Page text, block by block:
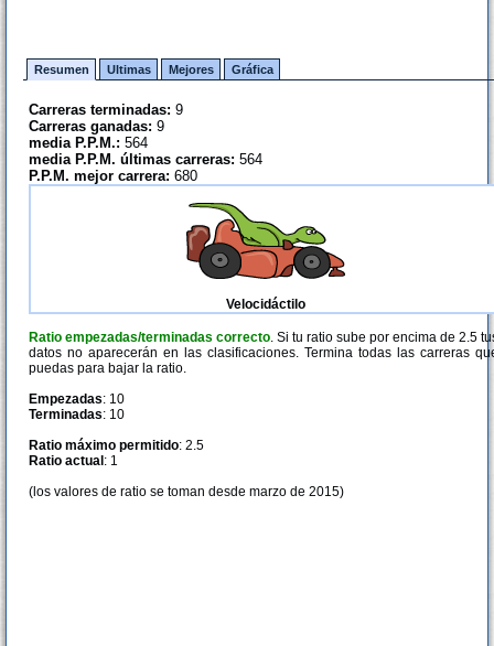
Resumen Ultimas Mejores Gráfica
Carreras terminadas: 9
Carreras ganadas: 9
media P.P.M.: 564
media P.P.M. últimas carreras: 564
P.P.M. mejor carrera: 680
Velocidáctilo
Ratio empezadas/terminadas correcto. Si tu ratio sube por encima de 2.5
datos no aparecerán en las clasificaciones. Termina todas las carreras
puedas para bajar la ratio.
Empezadas: 10
Terminadas: 10
Ratio máximo permitido: 2.5
Ratio actual : 1
(los valores de ratio se toman desde marzo de 2015)